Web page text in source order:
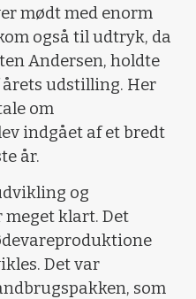
mødt med enorm
også til udtryk, da
Andersen, holdte
udstilling. Her
om
indgået af et bredt
år.
og
klart. Det
Det var
som